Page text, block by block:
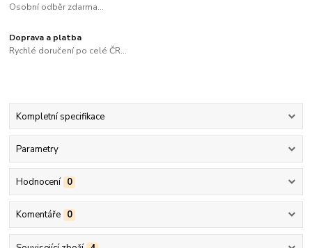
Osobní odběr zdarma...
Doprava a platba
Rychlé doručení po celé ČR...
Kompletní specifikace
Parametry
Hodnocení 0
Komentáře 0